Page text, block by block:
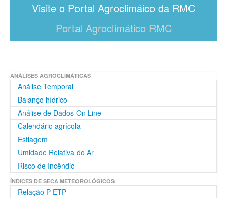
Visite o Portal Agroclimáico da RMC
Portal Agroclimático RMC
ANÁLISES AGROCLIMÁTICAS
Análise Temporal
Balanço hídrico
Análise de Dados On Line
Calendário agrícola
Estiagem
Umidade Relativa do Ar
Risco de Incêndio
ÍNDICES DE SECA METEOROLÓGICOS
Relação P-ETP